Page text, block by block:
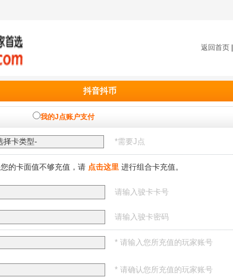
返回首页
抖音抖币
我的J点账户支付
*需要J点
的卡面值不够充值，请 点击这里 进行组合卡充值。
请输入骏卡卡号
请输入骏卡密码
* 请输入您所充值的玩家账号
* 请确认您所充值的玩家账号